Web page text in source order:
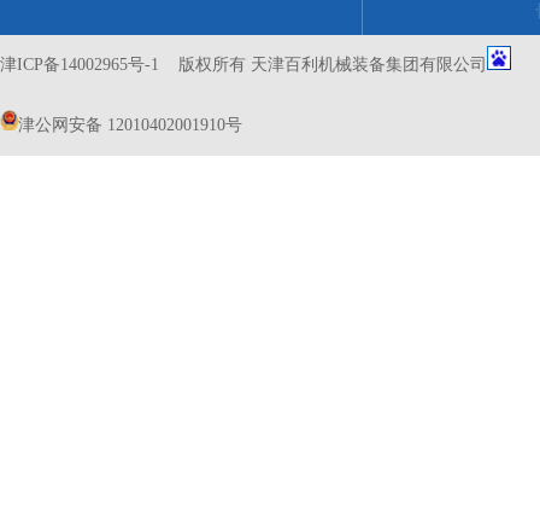
津ICP备14002965号-1 版权所有 天津百利机械装备集团有限公司
津公网安备 12010402001910号